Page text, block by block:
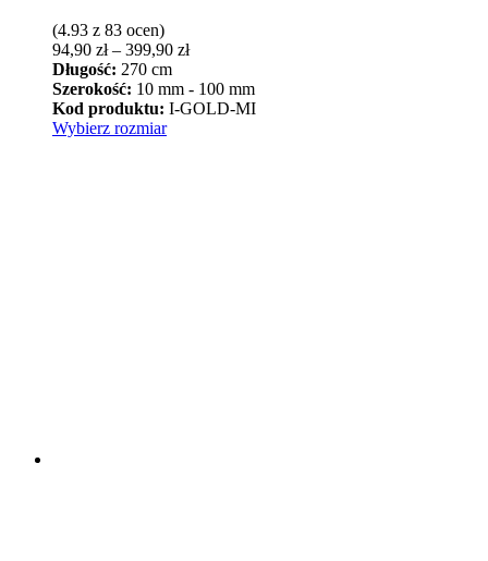
(4.93 z 83 ocen)
94,90 zł – 399,90 złZakres
od
94,90 zł
Długość: 270 cm
Szerokość: 10 mm - 100 mm
Kod produktu: I-GOLD-MI
Wybierz rozmiarTen